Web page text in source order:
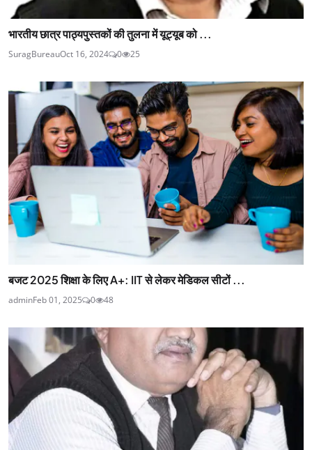
भारतीय छात्र पाठ्यपुस्तकों की तुलना में यूट्यूब को ...
SuragBureauOct 16, 2024 0 25
बजट 2025 शिक्षा के लिए A+: IIT से लेकर मेडिकल सीटों ...
adminFeb 01, 2025 0 48